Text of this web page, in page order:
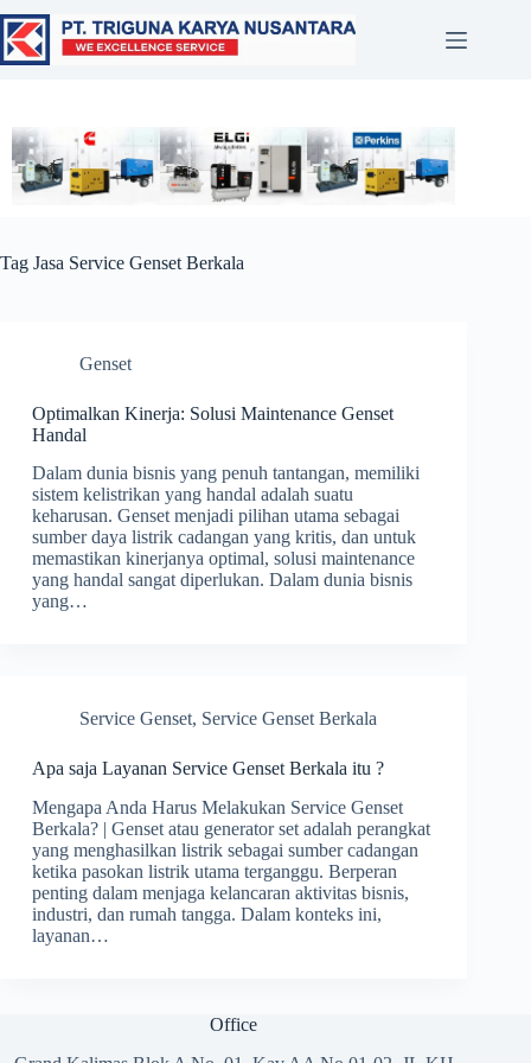
Tag Jasa Service Genset Berkala
Genset
Optimalkan Kinerja: Solusi Maintenance Genset
Handal
Dalam dunia bisnis yang penuh tantangan, memiliki
sistem kelistrikan yang handal adalah suatu
keharusan. Genset menjadi pilihan utama sebagai
sumber daya listrik cadangan yang kritis, dan untuk
memastikan kinerjanya optimal, solusi maintenance
yang handal sangat diperlukan. Dalam dunia bisnis
yang…
Service Genset, Service Genset Berkala
Apa saja Layanan Service Genset Berkala itu ?
Mengapa Anda Harus Melakukan Service Genset
Berkala? | Genset atau generator set adalah perangkat
yang menghasilkan listrik sebagai sumber cadangan
ketika pasokan listrik utama terganggu. Berperan
penting dalam menjaga kelancaran aktivitas bisnis,
industri, dan rumah tangga. Dalam konteks ini,
layanan…
Office